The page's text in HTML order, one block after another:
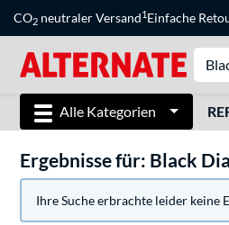
CO2 neutraler Versand1Einfache
Alle Kategorien
Ergebnisse für: Black
Ihre Suche erbrachte leider keine